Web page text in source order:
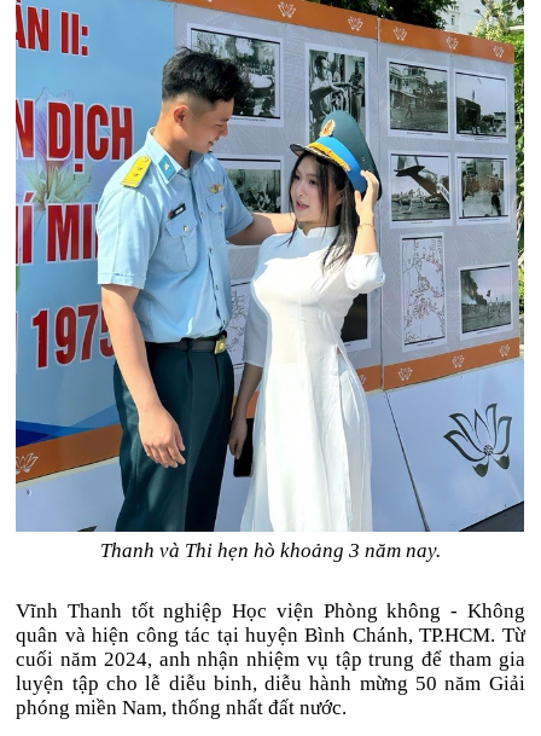
Thanh và Thi hẹn hò khoảng 3 năm nay.
Vĩnh Thanh tốt nghiệp Học viện Phòng không - Không
quân và hiện công tác tại huyện Bình Chánh, TP.HCM. Từ
cuối năm 2024, anh nhận nhiệm vụ tập trung để tham gia
luyện tập cho lễ diễu binh, diễu hành mừng 50 năm Giải
phóng miền Nam, thống nhất đất nước.